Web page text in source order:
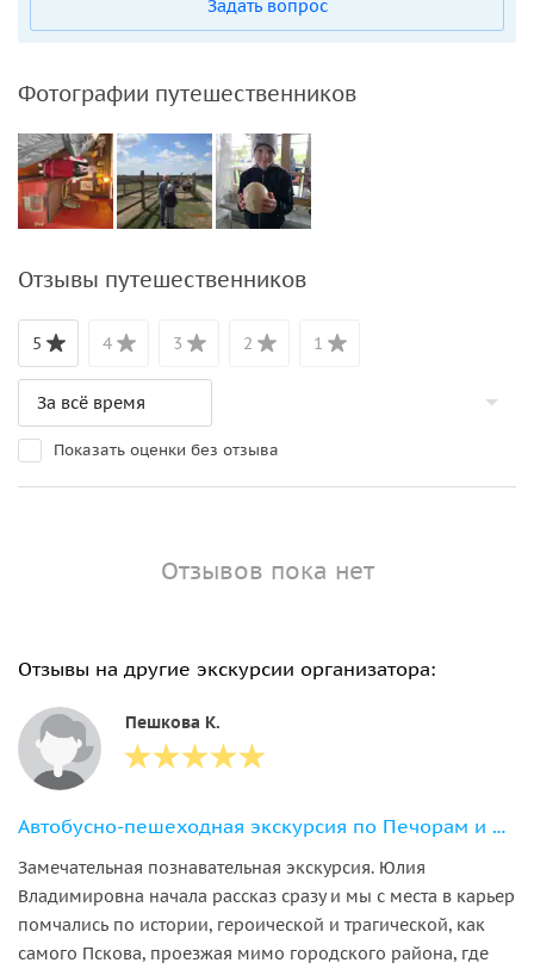
Задать вопрос
Фотографии путешественников
Отзывы путешественников
5 4 3 2 1
Показать оценки без отзыва
Отзывов пока нет
Отзывы на другие экскурсии организатора:
Пешкова К.
Автобусно-пешеходная экскурсия по Печорам и Изборску
Замечательная познавательная экскурсия. Юлия
Владимировна начала рассказ сразу и мы с места в карьер
помчались по истории, героической и трагической, как
самого Пскова, проезжая мимо городского района, где